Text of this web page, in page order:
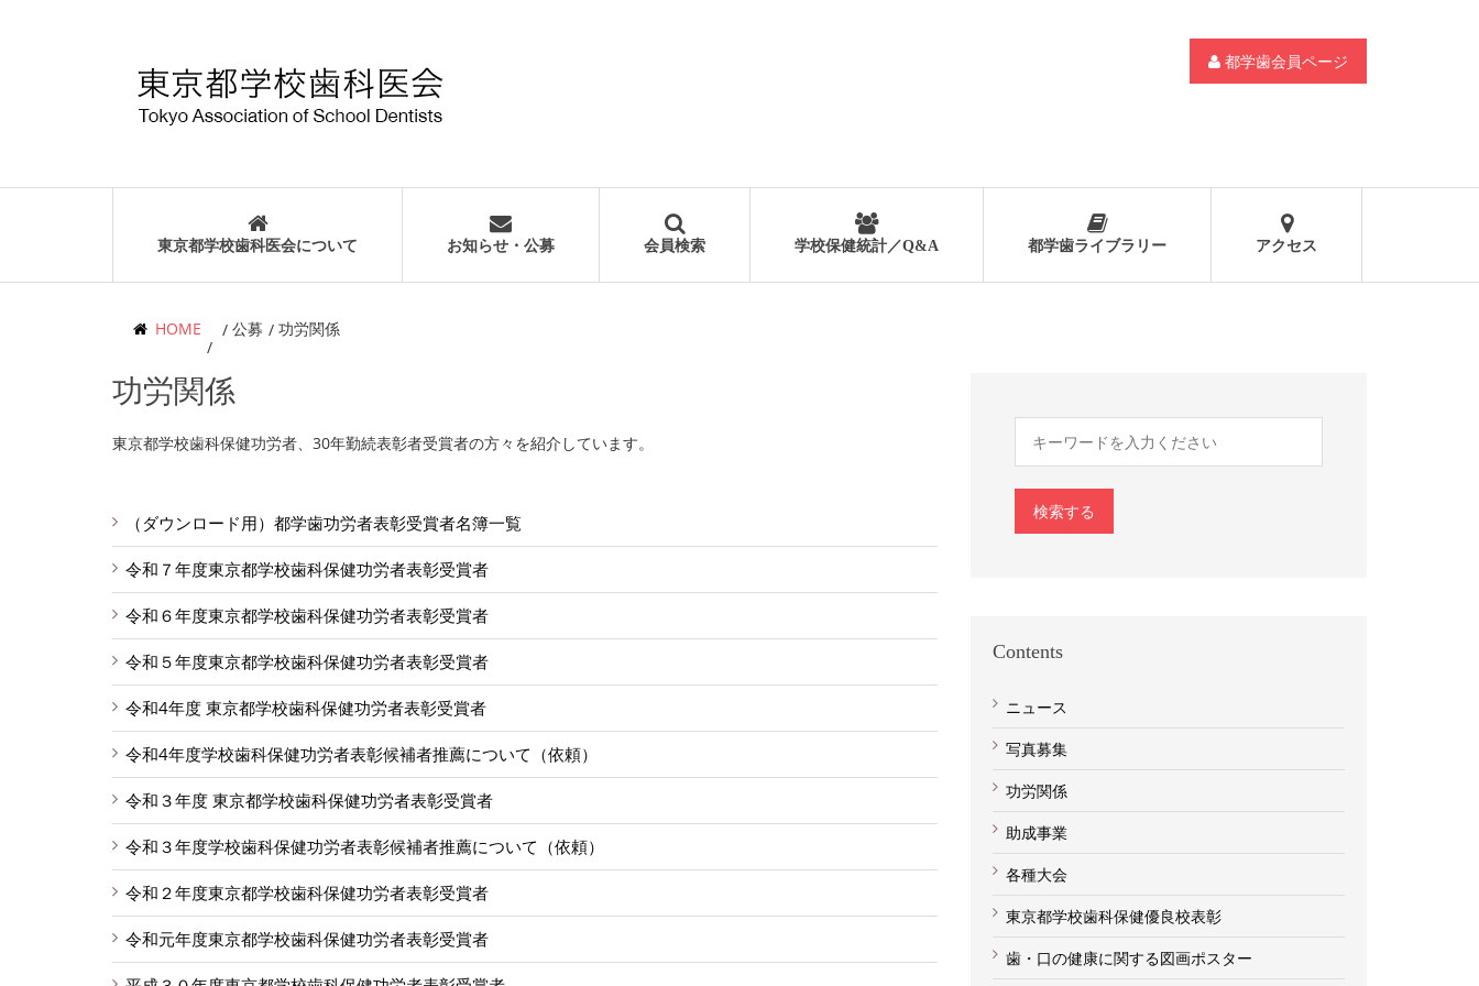
都学歯会員ページ
東京都学校歯科医会について お知らせ・公募 会員検索 学校保健統計／Q&A 都学歯ライブラリー アクセス
HOME 公募 功労関係
功労関係
東京都学校歯科保健功労者、30年勤続表彰者受賞者の方々を紹介しています。
（ダウンロード用）都学歯功労者表彰受賞者名簿一覧
令和７年度東京都学校歯科保健功労者表彰受賞者
令和６年度東京都学校歯科保健功労者表彰受賞者
令和５年度東京都学校歯科保健功労者表彰受賞者
令和4年度 東京都学校歯科保健功労者表彰受賞者
令和4年度学校歯科保健功労者表彰候補者推薦について（依頼）
令和３年度 東京都学校歯科保健功労者表彰受賞者
令和３年度学校歯科保健功労者表彰候補者推薦について（依頼）
令和２年度東京都学校歯科保健功労者表彰受賞者
令和元年度東京都学校歯科保健功労者表彰受賞者
検索する
Contents
ニュース
写真募集
功労関係
助成事業
各種大会
東京都学校歯科保健優良校表彰
歯・口の健康に関する図画ポスター